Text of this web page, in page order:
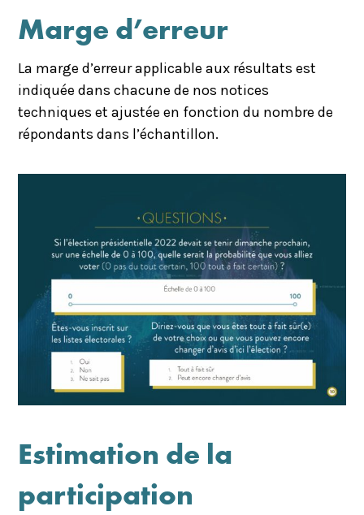
Marge d’erreur
La marge d’erreur applicable aux résultats est
indiquée dans chacune de nos notices
techniques et ajustée en fonction du nombre de
répondants dans l’échantillon.
Estimation de la
participation